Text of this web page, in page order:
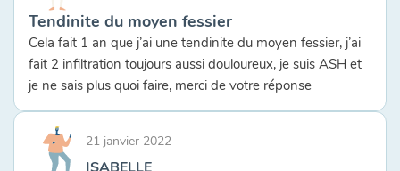
Tendinite du moyen fessier
Cela fait 1 an que j’ai une tendinite du moyen fessier, j’ai
fait 2 infiltration toujours aussi douloureux, je suis ASH et
je ne sais plus quoi faire, merci de votre réponse
21 janvier 2022